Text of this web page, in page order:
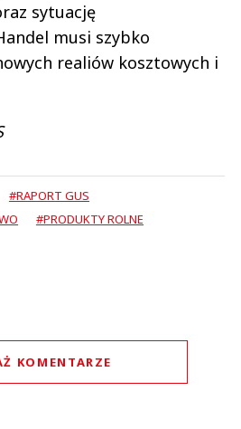
sytuację
musi szybko
realiów kosztowych i
#RAPORT GUS
#PRODUKTY ROLNE
KOMENTARZE